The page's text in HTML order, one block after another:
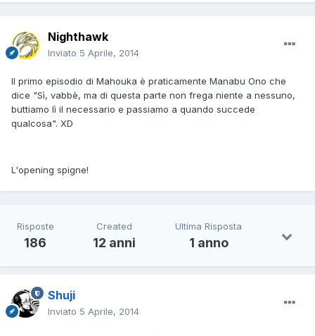
Nighthawk
Inviato 5 Aprile, 2014
Il primo episodio di Mahouka è praticamente Manabu Ono che
dice "Sì, vabbè, ma di questa parte non frega niente a nessuno,
buttiamo lì il necessario e passiamo a quando succede
qualcosa". XD
L'opening spigne!
Risposte
186
Created
12 anni
Ultima Risposta
1 anno
Shuji
Inviato 5 Aprile, 2014